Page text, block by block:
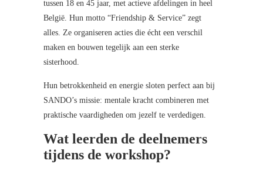
tussen 18 en 45 jaar, met actieve afdelingen in heel
België. Hun motto “Friendship & Service” zegt
alles. Ze organiseren acties die écht een verschil
maken en bouwen tegelijk aan een sterke
sisterhood.
Hun betrokkenheid en energie sloten perfect aan bij
SANDO’s missie: mentale kracht combineren met
praktische vaardigheden om jezelf te verdedigen.
Wat leerden de deelnemers
tijdens de workshop?